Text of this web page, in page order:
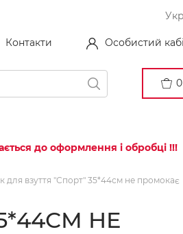
Укр
Контакти Особистий
0
до оформлення і обробці !!!
для взуття "Спорт" 35*44см не промокає
НЕ